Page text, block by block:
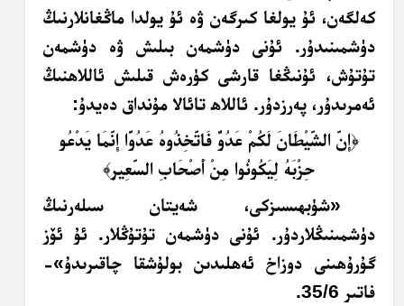
كەلگەن، ئۇ يولغا كىرگەن ۋە ئۇ يولدا ماڭغانلارنىڭ
دۈشمىنىدۇر. ئۇنى دۈشمەن بىلىش ۋە دۈشمەن
تۇتۇش، ئۇنىڭغا قارشى كۈرەش قىلىش ئاللاھنىڭ
ئەمرىدۇر، پەرزدۇر. ئاللاھ تائالا مۇنداق دەيدۇ:
﴿إِنَّ الشَّيْطَانَ لَكُمْ عَدُوٌّ فَاتَّخِذُوهُ عَدُوًّا إِنَّمَا يَدْعُو
حِزْبَهُ لِيَكُونُوا مِنْ أَصْحَابِ السَّعِيرِ﴾
«شۈبھىسىزكى، شەيتان سىلەرنىڭ
دۈشمىنىڭلاردۇر. ئۇنى دۈشمەن تۇتۇڭلار. ئۇ ئۆز
گۇرۇھىنى دوزاخ ئەھلىدىن بولۇشقا چاقىرىدۇ»-
فاتىر 35/6.